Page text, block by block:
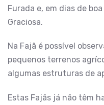
Furada e, em dias de
Graciosa.
Na Fajã é possível
pequenos terrenos
algumas estruturas de
Estas Fajãs já não têm